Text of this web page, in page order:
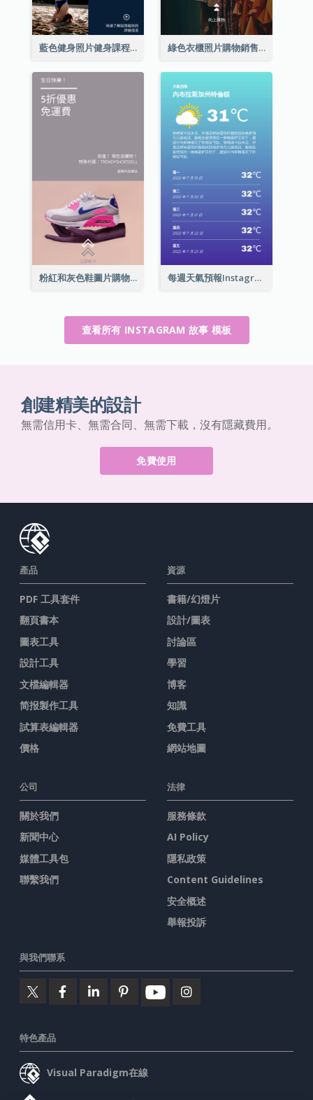
藍色健身照片健身課程Instagram限時動態 綠色衣櫃照片購物銷售Instagram限時動態
粉紅和灰色鞋圖片購物中心Instagram限時動態 每週天氣預報Instagram限時動態
查看所有 INSTAGRAM 故事 模板
創建精美的設計
無需信用卡、無需合同、無需下載，沒有隱藏費用。
免費使用
產品
PDF 工具套件
翻頁書本
圖表工具
設計工具
文檔編輯器
简报製作工具
試算表編輯器
價格
資源
書籍/幻燈片
設計/圖表
討論區
學習
博客
知識
免費工具
網站地圖
公司
關於我們
新聞中心
媒體工具包
聯繫我們
法律
服務條款
AI Policy
隱私政策
Content Guidelines
安全概述
舉報投訴
與我們聯系
特色產品
Visual Paradigm在線